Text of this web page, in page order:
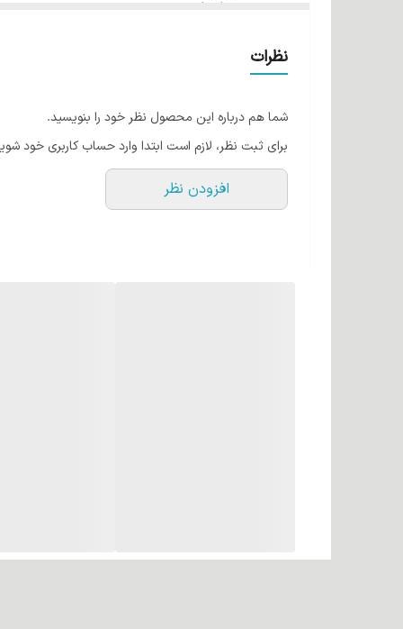
فواید روغن ماکادمیا برای مو:
درخشش و سلامت مو می شود.
نظرات
شما هم درباره این محصول نظر خود را بنویسید.
برای ثبت نظر، لازم است ابتدا وارد حساب کاربری خود
افزودن نظر